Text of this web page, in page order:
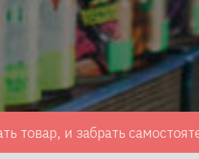
самостоятельно из